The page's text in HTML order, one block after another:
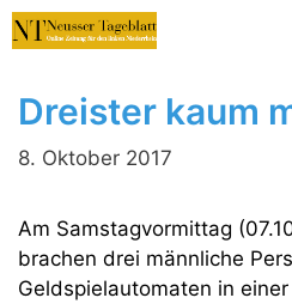
Zum
Inhalt
Dreister kaum
8. Oktober 2017
Am Samstagvormittag
brachen drei männliche
Geldspielautomaten in